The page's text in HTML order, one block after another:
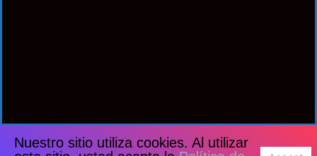
Nuestro sitio utiliza cookies. Al utilizar